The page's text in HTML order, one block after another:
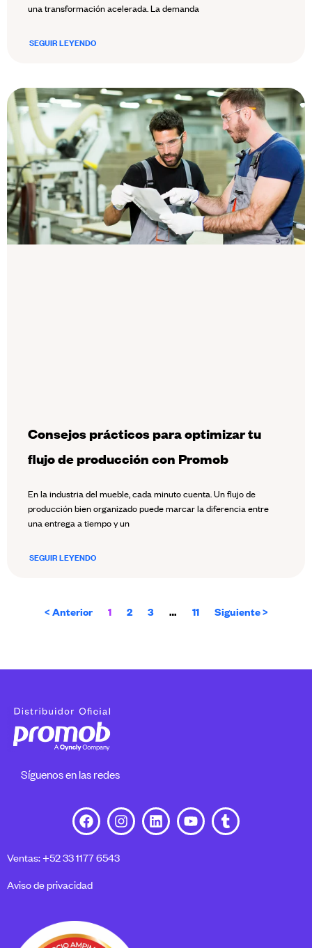
una transformación acelerada. La demanda
SEGUIR LEYENDO
Consejos prácticos para optimizar tu
flujo de producción con Promob
En la industria del mueble, cada minuto cuenta. Un flujo de
producción bien organizado puede marcar la diferencia entre
una entrega a tiempo y un
SEGUIR LEYENDO
< Anterior 1 2 3 … 11 Siguiente >
Síguenos en las redes
Ventas: +52 33 1177 6543
Aviso de privacidad